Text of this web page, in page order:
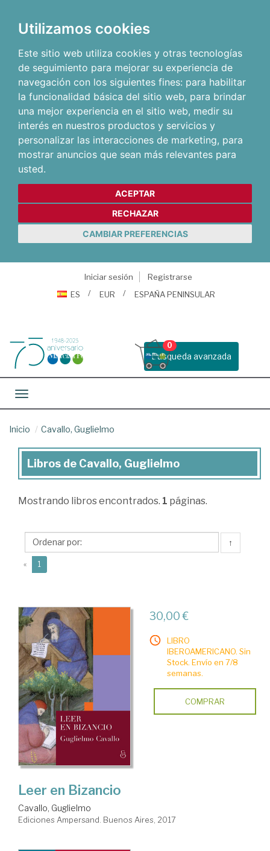
Utilizamos cookies
Este sitio web utiliza cookies y otras tecnologías
de seguimiento para mejorar su experiencia de
navegación con los siguientes fines: para habilitar
la funcionalidad básica del sitio web, para brindar
una mejor experiencia en el sitio web, medir su
interés en nuestros productos y servicios y
personalizar las interacciones de marketing, para
mostrar anuncios que sean más relevantes para
usted.
ACEPTAR
RECHAZAR
CAMBIAR PREFERENCIAS
Iniciar sesión
Registrarse
ES
EUR ESPAÑA PENINSULAR
Busqueda avanzada
0
Toggle navigation
Inicio Cavallo, Guglielmo
Libros
Cavallo,
Libros de Cavallo, Guglielmo
Mostrando libros encontrados. 1 páginas.
↑
« 1
30,00 €
LIBRO
IBEROAMERICANO. Sin
Stock. Envío en 7/8
semanas.
COMPRAR
Leer en Bizancio
Cavallo, Guglielmo
Ediciones Ampersand. Buenos Aires, 2017